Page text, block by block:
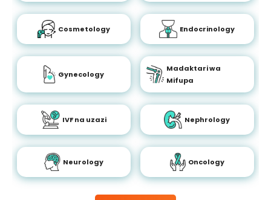
Cosmetology Endocrinology
Gynecology
Madaktari wa
Mifupa
IVF na uzazi Nephrology
Neurology Oncology